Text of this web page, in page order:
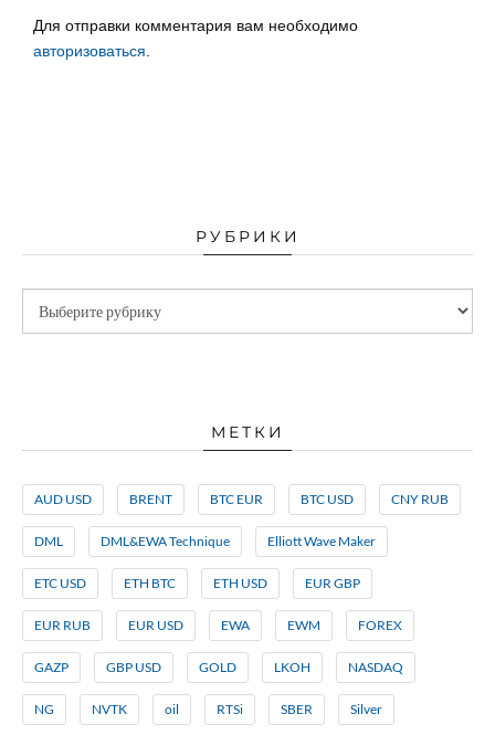
Для отправки комментария вам необходимо
авторизоваться.
РУБРИКИ
МЕТКИ
AUD USD BRENT BTC EUR BTC USD CNY RUB
DML DML&EWA Technique Elliott Wave Maker
ETC USD ETH BTC ETH USD EUR GBP
EUR RUB EUR USD EWA EWM FOREX
GAZP GBP USD GOLD LKOH NASDAQ
NG NVTK oil RTSi SBER Silver